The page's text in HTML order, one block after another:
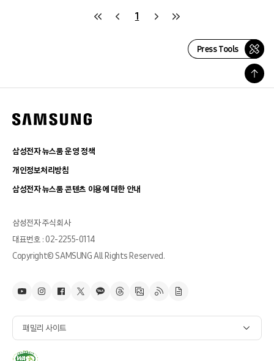
1
Press Tools
삼성전자 뉴스룸 운영 정책
개인정보처리방침
삼성전자 뉴스룸 콘텐츠 이용에 대한 안내
삼성전자 주식회사
대표번호 : 02-2255-0114
Copyright© SAMSUNG All Rights Reserved.
패밀리 사이트